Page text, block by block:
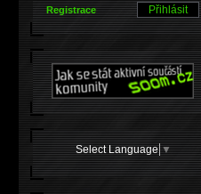
Registrace
Select Language ▼